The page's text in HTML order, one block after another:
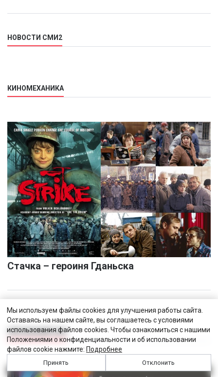
НОВОСТИ СМИ2
КИНОМЕХАНИКА
Стачка – героиня Гданьска
ЧИТАЛЬНЫЙ ЗАЛ
Мы используем файлы cookies для улучшения работы сайта.
Оставаясь на нашем сайте, вы соглашаетесь с условиями
использования файлов cookies. Чтобы ознакомиться с нашими
Положениями о конфиденциальности и об использовании
файлов cookie нажмите: Подробнее
Принять Отклонить